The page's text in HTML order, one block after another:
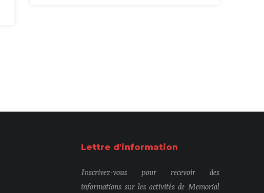
Lettre d'information
Inscrivez-vous pour recevoir des
informations sur les activités de Memorial